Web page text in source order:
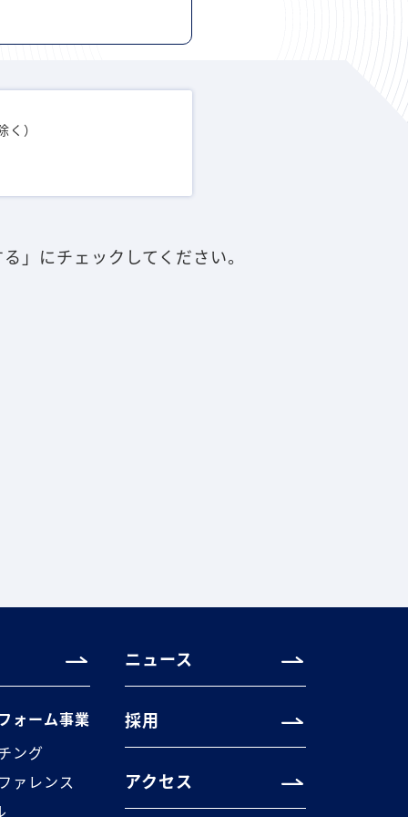
）
」にチェックしてください。
ォーム事業
ング
ァレンス
ニュース
採用
アクセス